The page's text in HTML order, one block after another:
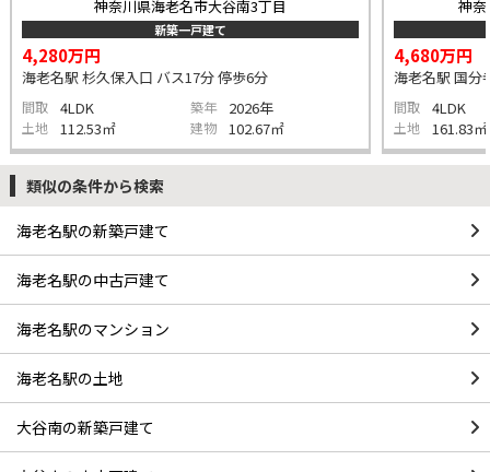
神奈川県海老名市大谷南3丁目
新築一戸建て
4,280万円
海老名駅 杉久保入口 バス17分 停歩6分
間取 4LDK 築年 2026年
土地 112.53㎡ 建物 102.67㎡
神
4,680万円
海老名駅 国分
間取 4LDK
土地 161.83㎡
類似の条件から検索
海老名駅の新築戸建て
海老名駅の中古戸建て
海老名駅のマンション
海老名駅の土地
大谷南の新築戸建て